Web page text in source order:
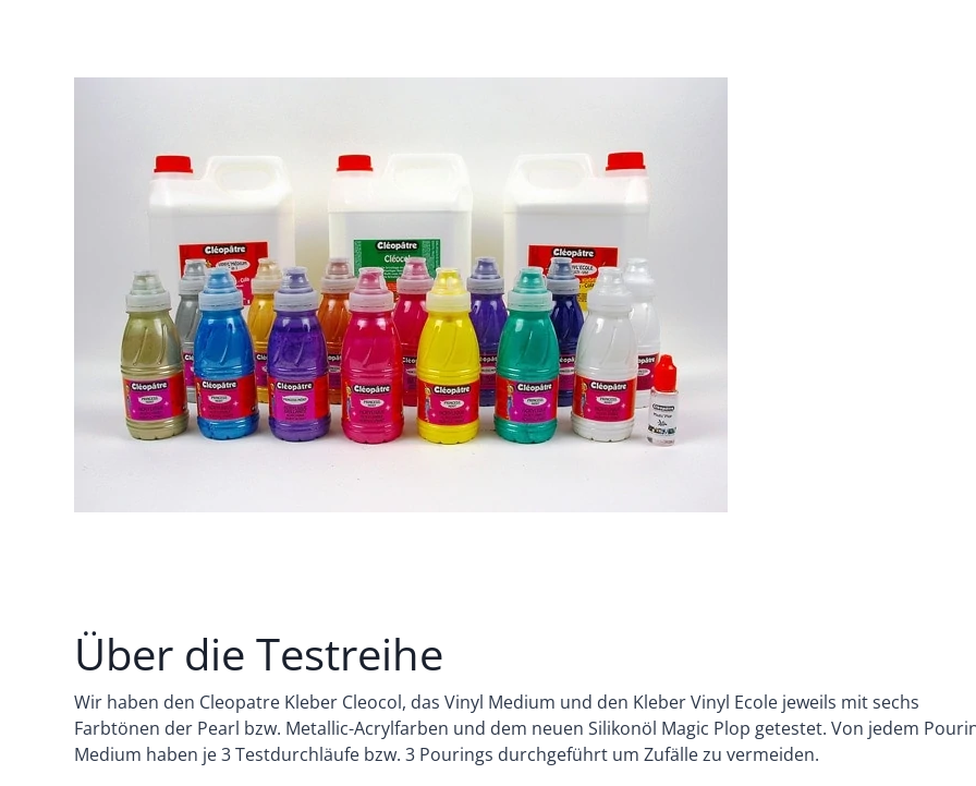
Über die Testreihe
Wir haben den Cleopatre Kleber Cleocol, das Vinyl Medium und den Kleber Vinyl Ecole jeweils mit sechs
Farbtönen der Pearl bzw. Metallic-Acrylfarben und dem neuen Silikonöl Magic Plop getestet. Von jedem
Medium haben je 3 Testdurchläufe bzw. 3 Pourings durchgeführt um Zufälle zu vermeiden.